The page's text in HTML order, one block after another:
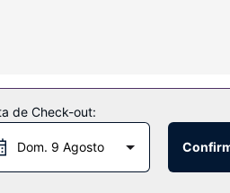
via satélite. As casas de
casamentos.
em cozinha americana
copo num dos 2 bares/lounges.
de Check-out:
Dom. 9 Agosto